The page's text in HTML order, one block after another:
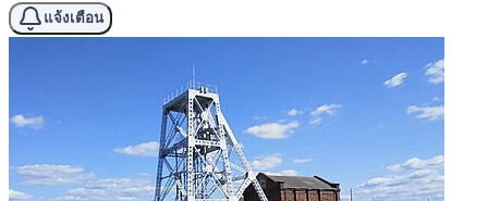
แจ้งเตือน